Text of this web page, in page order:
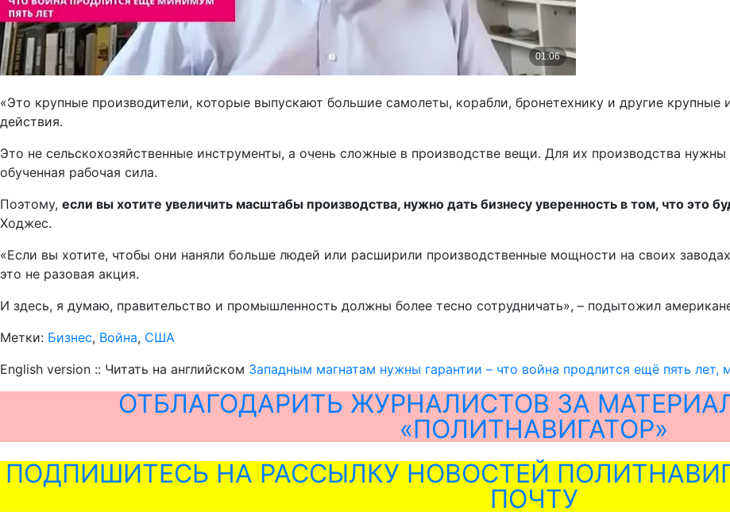
«Это крупные производители, которые выпускают большие самолеты, корабли, бронетехнику и другие
действия.
Это не сельскохозяйственные инструменты, а очень сложные в производстве вещи. Для их производства
обученная рабочая сила.
Поэтому, если вы хотите увеличить масштабы производства, нужно дать бизнесу уверенность в том, что это
Ходжес.
«Если вы хотите, чтобы они наняли больше людей или расширили производственные мощности на своих
это не разовая акция.
И здесь, я думаю, правительство и промышленность должны более тесно сотрудничать», – подытожил
Метки: Бизнес, Война, США
English version :: Читать на английском Западным магнатам нужны гарантии – что война продлится ещё пять лет,
ОТБЛАГОДАРИТЬ ЖУРНАЛИСТОВ ЗА
«ПОЛИТНАВИГАТОР»
ПОДПИШИТЕСЬ НА РАССЫЛКУ НОВОСТЕЙ
ПОЧТУ